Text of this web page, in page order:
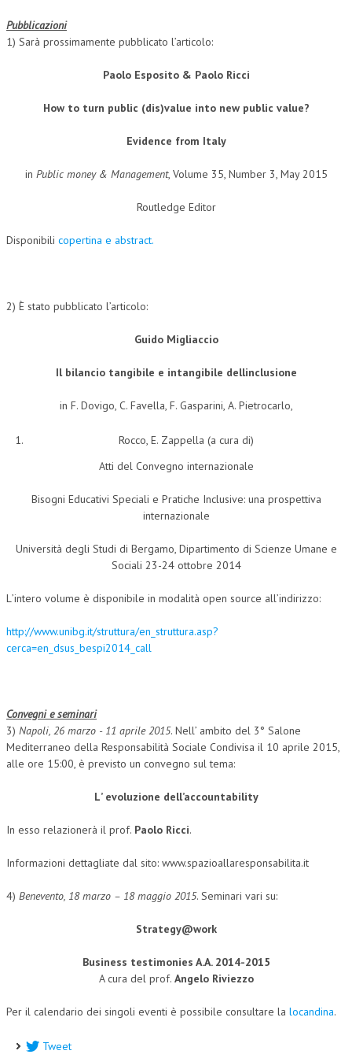
CORSI CE.S.E.D.
ARCHIVIO CORSI 2015
BROCHURE CE.S.E.D.
LA RIVISTA
COMITATO SCIENTIFICO
COMITATO EDITORIALE
COLLABORA CON NOI
ECONOMIA
CORPORATE SOCIAL RESPONSIBILITY
ECONOMIA DELL’ARTE
INTERNAZIONALIZZAZIONE
RISORSE UMANE
RISK MANAGEMENT
L’UMANISTA
DIRITTO
CRIMINOLOGIA E CRIMINALISTICA
SICUREZZA SUL LAVORO
TAX RISK MANAGEMENT
Pubblicazioni
1) Sarà prossimamente pubblicato l’articolo:
Paolo Esposito & Paolo Ricci
How to turn public (dis)value into new public value?
Evidence from Italy
in Public money & Management, Volume 35, Number 3, May 2015
Routledge Editor
Disponibili copertina e abstract.
2) È stato pubblicato l’articolo:
Guido Migliaccio
Il bilancio tangibile e intangibile dellinclusione
in F. Dovigo, C. Favella, F. Gasparini, A. Pietrocarlo,
Rocco, E. Zappella (a cura di)
Atti del Convegno internazionale
Bisogni Educativi Speciali e Pratiche Inclusive: una prospettiva
internazionale
Università degli Studi di Bergamo, Dipartimento di Scienze Umane e
Sociali 23-24 ottobre 2014
L’intero volume è disponibile in modalità open source all’indirizzo:
http://www.unibg.it/struttura/en_struttura.asp?
cerca=en_dsus_bespi2014_call
Convegni e seminari
3) Napoli, 26 marzo - 11 aprile 2015. Nell’ ambito del 3° Salone
Mediterraneo della Responsabilità Sociale Condivisa il 10 aprile 2015,
alle ore 15:00, è previsto un convegno sul tema:
L’ evoluzione dell’accountability
In esso relazionerà il prof. Paolo Ricci.
Informazioni dettagliate dal sito: www.spazioallaresponsabilita.it
4) Benevento, 18 marzo – 18 maggio 2015. Seminari vari su:
Strategy@work
Business testimonies A.A. 2014-2015
A cura del prof. Angelo Riviezzo
Per il calendario dei singoli eventi è possibile consultare la locandina.
Tweet